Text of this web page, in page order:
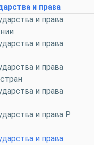
и права
и права
и права
и права
и права
и права Р.
и права